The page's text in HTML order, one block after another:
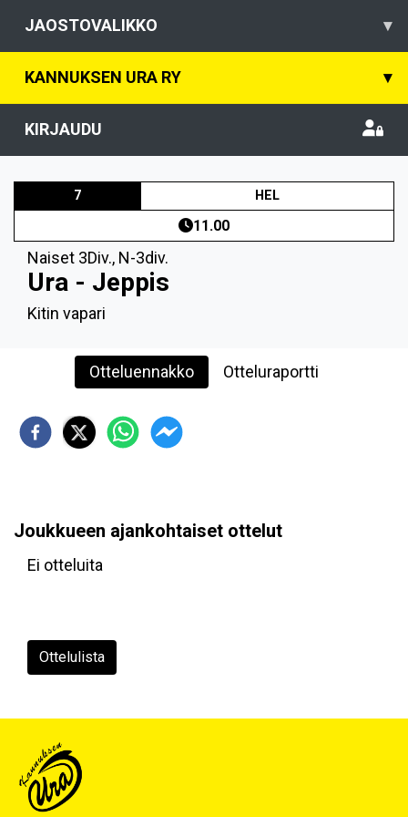
JAOSTOVALIKKO ▾
KANNUKSEN URA RY ▾
KIRJAUDU
7 HEL
11.00
Naiset 3Div., N-3div.
Ura - Jeppis
Kitin vapari
Otteluennakko Otteluraportti
Joukkueen ajankohtaiset ottelut
Ei otteluita
Ottelulista